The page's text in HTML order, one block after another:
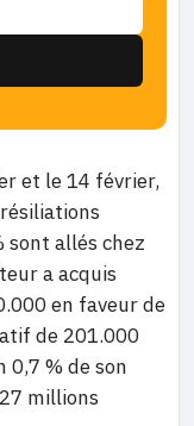
et le 14 février,
sont allés chez
a acquis
en faveur de
de 201.000
0,7 % de son
millions